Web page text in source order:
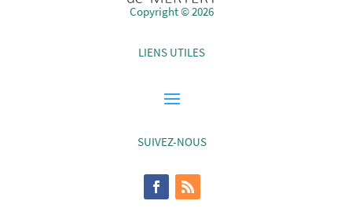
Copyright © 2026
LIENS UTILES
SUIVEZ-NOUS